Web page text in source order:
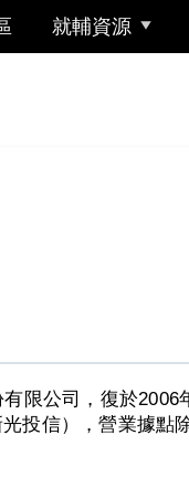
就輔資源
限公司，復於
投信），營業據點